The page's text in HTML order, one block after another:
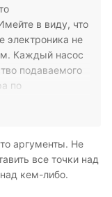
в виду, что
электроника не
Каждый насос
подаваемого
по
фокус, транзит
При чем не
обучение и
аргументы. Не
все точки над
кем-либо.